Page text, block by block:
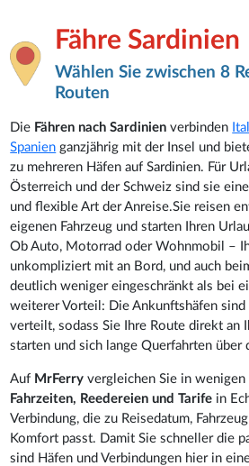
Fähre Sardinien
Wählen Sie zwischen 8
Routen
Die Fähren nach Sardinien verbinden
Spanien ganzjährig mit der Insel und
zu mehreren Häfen auf Sardinien. Für
Österreich und der Schweiz sind sie
und flexible Art der Anreise.Sie reisen
eigenen Fahrzeug und starten Ihren
Ob Auto, Motorrad oder Wohnmobil –
unkompliziert mit an Bord, und auch
deutlich weniger eingeschränkt als bei
weiterer Vorteil: Die Ankunftshäfen sind
verteilt, sodass Sie Ihre Route direkt an
starten und sich lange Querfahrten über
Auf MrFerry vergleichen Sie in wenigen
Fahrzeiten, Reedereien und Tarife in
Verbindung, die zu Reisedatum,
Komfort passt. Damit Sie schneller die
sind Häfen und Verbindungen hier in